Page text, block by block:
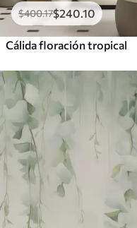
$400.17$240.10
Cálida floración tropical